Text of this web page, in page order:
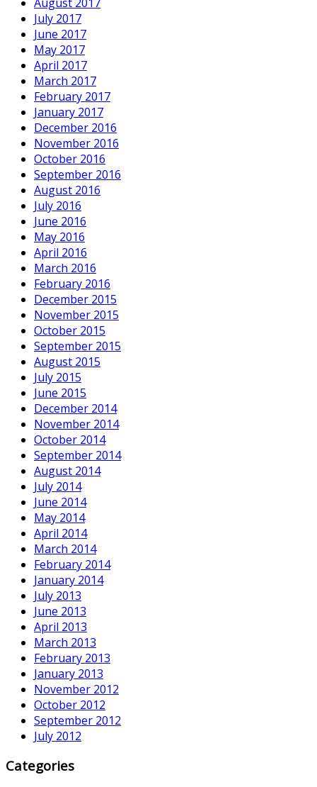
July 2017
June 2017
May 2017
April 2017
March 2017
February 2017
January 2017
December 2016
November 2016
October 2016
September 2016
August 2016
July 2016
June 2016
May 2016
April 2016
March 2016
February 2016
December 2015
November 2015
October 2015
September 2015
August 2015
July 2015
June 2015
December 2014
November 2014
October 2014
September 2014
August 2014
July 2014
June 2014
May 2014
April 2014
March 2014
February 2014
January 2014
July 2013
June 2013
April 2013
March 2013
February 2013
January 2013
November 2012
October 2012
September 2012
July 2012
Categories